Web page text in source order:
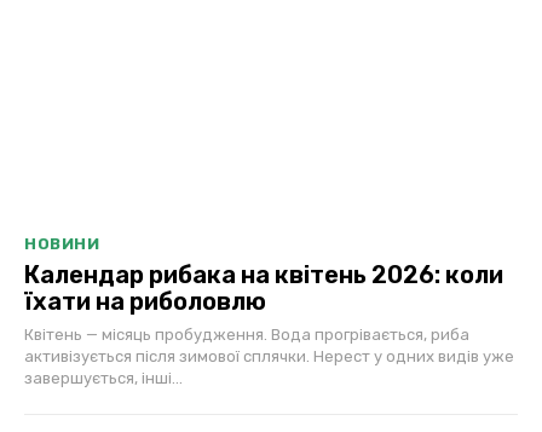
НОВИНИ
Календар рибака на квітень 2026: коли
їхати на риболовлю
Квітень — місяць пробудження. Вода прогрівається, риба
активізується після зимової сплячки. Нерест у одних видів уже
завершується, інші...